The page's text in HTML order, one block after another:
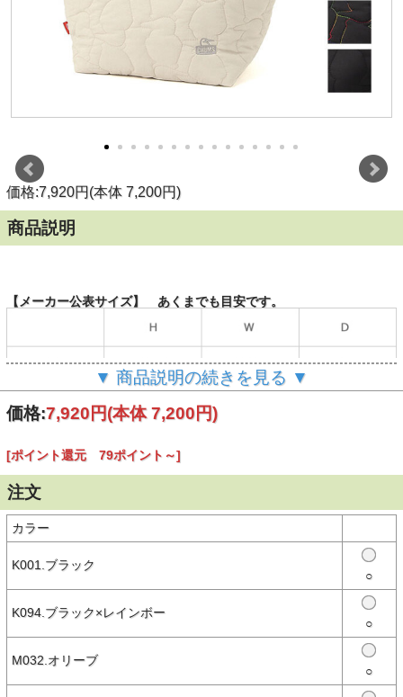
価格:7,920円(本体 7,200円)
商品説明
【メーカー公表サイズ】 あくまでも目安です。
（単位：cm）
【商品説明】
ブービーバードをキルティングで表現、軽やかでタフな“Booby
Stitch”シリーズのトートバッグ
〈素材特性〉
ブービーバードのシルエットをキルティングで表現し、カジュアルな
雰囲気に仕上げた“Booby Stitch”シリーズ。表地には軽量で耐摩耗性
に優れたナイロン素材を採用し、ふっくらとしたクッション性とタフ
な生地感が特徴。軽やかに持ち運びでき、コーディネートのワンポイ
・容量：約10L
・ハンドルは肩にかけやすい長さで設計
・前面左下にブービーバードロゴ刺繍入り
▼ 商品説明の続きを見る ▼
価格:7,920円(本体 7,200円)
[ポイント還元 79ポイント～]
注文
カラー
K001.ブラック
○
K094.ブラック×レインボー
○
M032.オリーブ
○